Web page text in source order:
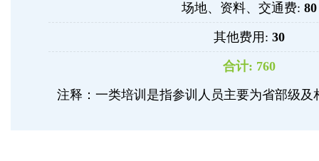
场地、资料、交通费: 80
其他费用: 30
合计: 760
注释：一类培训是指参训人员主要为省部级及